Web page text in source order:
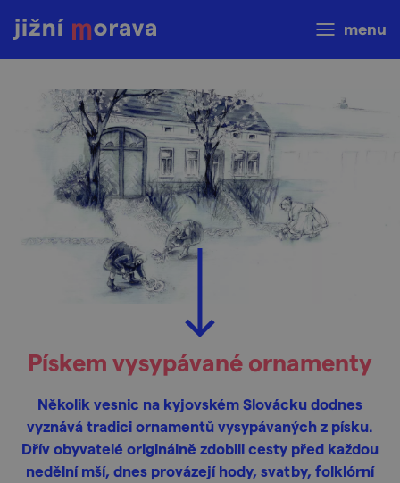
menu
Pískem vysypávané ornamenty
Několik vesnic na kyjovském Slovácku dodnes
vyznává tradici ornamentů vysypávaných z písku.
Dřív obyvatelé originálně zdobili cesty před každou
nedělní mší, dnes provázejí hody, svatby, folklórní